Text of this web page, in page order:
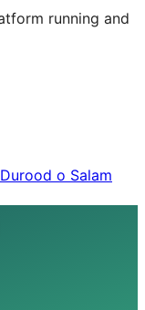
running and
Durood o Salam